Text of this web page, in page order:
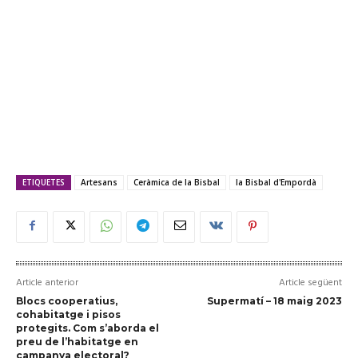
ETIQUETES Artesans Ceràmica de la Bisbal la Bisbal d'Empordà
Article anterior
Blocs cooperatius,
cohabitatge i pisos
protegits. Com s’aborda el
preu de l’habitatge en
campanya electoral?
Article següent
Supermatí – 18 maig 2023